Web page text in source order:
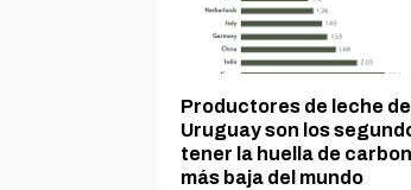
Productores de leche de
Uruguay son los
tener la huella de
más baja del mundo